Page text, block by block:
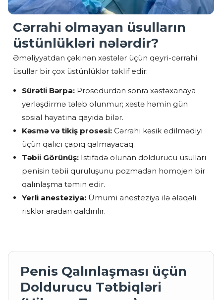
Cərrahi olmayan üsulların
üstünlükləri nələrdir?
Əməliyyatdan çəkinən xəstələr üçün qeyri-cərrahi
üsullar bir çox üstünlüklər təklif edir:
Sürətli Bərpa: Prosedurdan sonra xəstəxanaya
yerləşdirmə tələb olunmur; xəstə həmin gün
sosial həyatına qayıda bilər.
Kəsmə və tikiş prosesi: Cərrahi kəsik edilmədiyi
üçün qalıcı çapıq qalmayacaq.
Təbii Görünüş: İstifadə olunan doldurucu üsulları
penisin təbii quruluşunu pozmadan homojen bir
qalınlaşma təmin edir.
Yerli anesteziya: Ümumi anesteziya ilə əlaqəli
risklər aradan qaldırılır.
Penis Qalınlaşması üçün
Doldurucu Tətbiqləri